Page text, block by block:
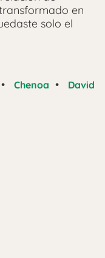
en
solo el
• Chenoa •
David